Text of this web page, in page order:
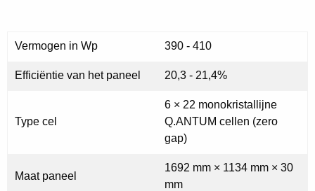
Vermogen in Wp 390 - 410
Efficiëntie van het paneel 20,3 - 21,4%
Type cel
6 × 22 monokristallijne
Q.ANTUM cellen (zero
gap)
Maat paneel
1692 mm × 1134 mm × 30
mm